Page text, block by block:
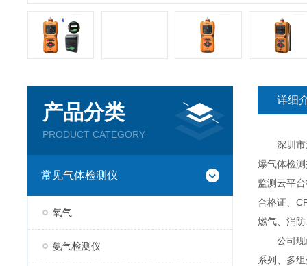
产品分类
PRODUCT CATEGORY
常见气体检测仪
氧气
氨气检测仪
详细
深圳市逸
爆气体检
监测云平
合格证、
燃气、消
公司现已
系列、多